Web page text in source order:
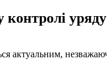
актуальним,